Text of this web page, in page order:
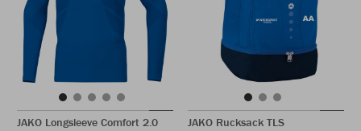
JAKO Longsleeve Comfort 2.0
JAKO Rucksack TLS